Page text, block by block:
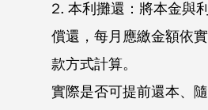
2. 本利攤還：將本金與
償還，每月應繳金額依
款方式計算。
實際是否可提前還本、